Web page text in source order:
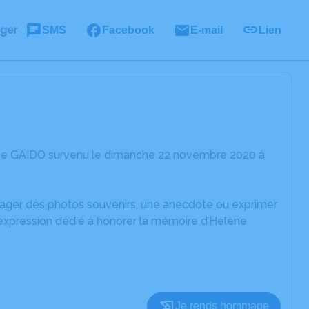
SMS Facebook E-mail Lien
GAIDO survenu le dimanche 22 novembre 2020 à
des photos souvenirs, une anecdote ou exprimer
dédié à honorer la mémoire d’Hélène
Je rends hommage